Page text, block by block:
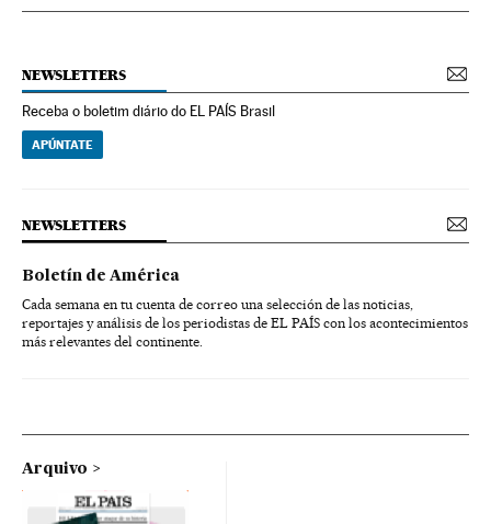
NEWSLETTERS
Receba o boletim diário do EL PAÍS Brasil
APÚNTATE
NEWSLETTERS
Boletín de América
Cada semana en tu cuenta de correo una selección de las noticias,
reportajes y análisis de los periodistas de EL PAÍS con los acontecimientos
más relevantes del continente.
Arquivo